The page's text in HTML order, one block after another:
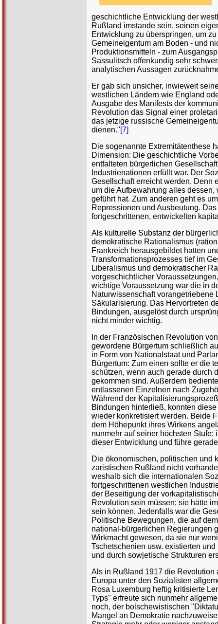
geschichtliche Entwicklung der
Rußland imstande sein, seinen
Entwicklung zu überspringen, um
Gemeineigentum am Boden - und
Produktionsmitteln - zum
Sassulitsch offenkundig sehr
analytischen Aussagen
Er gab sich unsicher, inwieweit
westlichen Ländern wie England
Ausgabe des Manifests der
Revolution das Signal einer
das jetzige russische
dienen."[7]
Die sogenannte Extremitätenthese
Dimension: Die geschichtliche
entfalteten bürgerlichen
Industrienationen erfüllt war. Der
Gesellschaft erreicht werden. Denn
um die Aufbewahrung alles
geführt hat. Zum anderen geht es
Repressionen und Ausbeutung.
fortgeschrittenen, entwickelten
Als kulturelle Substanz der
demokratische Rationalismus
Frankreich herausgebildet hatten
Transformationsprozesses tief im
Liberalismus und demokratischer
vorgeschichtlicher
wichtige Voraussetzung war die in
Naturwissenschaft vorangetriebene
Säkularisierung. Das Hervortreten
Bindungen, ausgelöst durch
nicht minder wichtig.
In der Französischen Revolution
gewordene Bürgertum schließlich
in Form von Nationalstaat und
Bürgertum: Zum einen sollte er die
schützen, wenn auch gerade durch
gekommen sind. Außerdem
entlassenen Einzelnen nach
Während der
Bindungen hinterließ, konnten
wieder konkretisiert werden. Beide
dem Höhepunkt ihres Wirkens
nunmehr auf seiner höchsten
dieser Entwicklung und führe
Die ökonomischen, politischen und
zaristischen Rußland nicht
weshalb sich die internationalen
fortgeschrittenen westlichen
der Beseitigung der
Revolution sein müssen; sie hätte
sein können. Jedenfalls war die
Politische Bewegungen, die auf
national-bürgerlichen Regierungen
Wirkmacht gewesen, da sie nur
Tschetschenien usw. existierten
und durch sowjetische Strukturen
Als in Rußland 1917 die Revolution
Europa unter den Sozialisten
Rosa Luxemburg heftig kritisierte
Typs" erfreute sich nunmehr
noch, der bolschewistischen
Mangel an Demokratie